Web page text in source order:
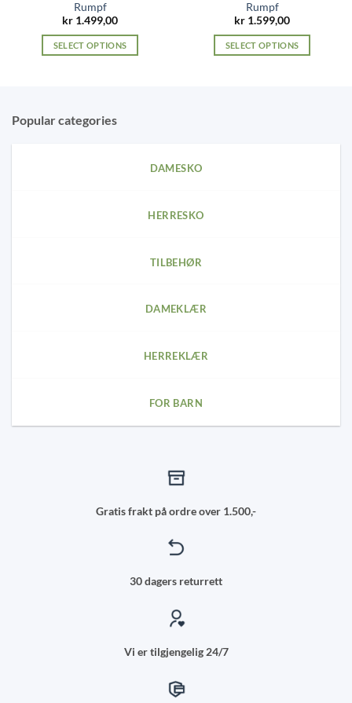
Rumpf
kr 1.499,00
SELECT OPTIONS
variants.
Rumpf
kr 1.599,00
SELECT OPTIONS
Popular categories
DAMESKO
HERRESKO
TILBEHØR
DAMEKLÆR
HERREKLÆR
FOR BARN
Gratis frakt på ordre over 1.500,-
30 dagers returrett
Vi er tilgjengelig 24/7